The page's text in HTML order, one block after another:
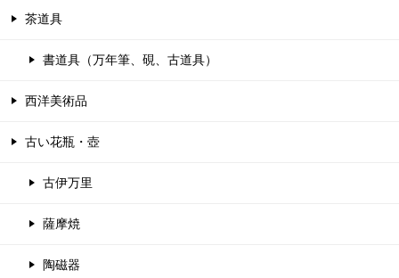
茶道具
書道具（万年筆、硯、古道具）
西洋美術品
古い花瓶・壺
古伊万里
薩摩焼
陶磁器